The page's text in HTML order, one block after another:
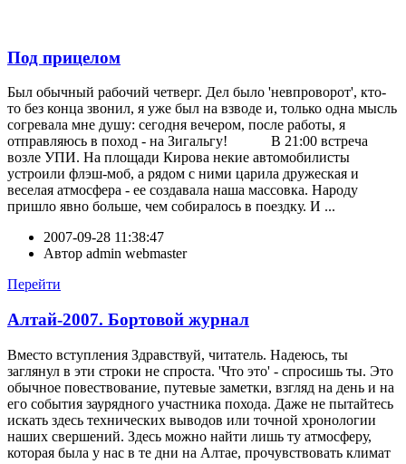
Под прицелом
Был обычный рабочий четверг. Дел было 'невпроворот', кто-
то без конца звонил, я уже был на взводе и, только одна мысль
согревала мне душу: сегодня вечером, после работы, я
отправляюсь в поход - на Зигальгу! В 21:00 встреча
возле УПИ. На площади Кирова некие автомобилисты
устроили флэш-моб, а рядом с ними царила дружеская и
веселая атмосфера - ее создавала наша массовка. Народу
пришло явно больше, чем собиралось в поездку. И ...
2007-09-28 11:38:47
Автор admin webmaster
Перейти
Алтай-2007. Бортовой журнал
Вместо вступления Здравствуй, читатель. Надеюсь, ты
заглянул в эти строки не спроста. 'Что это' - спросишь ты. Это
обычное повествование, путевые заметки, взгляд на день и на
его события заурядного участника похода. Даже не пытайтесь
искать здесь технических выводов или точной хронологии
наших свершений. Здесь можно найти лишь ту атмосферу,
которая была у нас в те дни на Алтае, прочувствовать климат